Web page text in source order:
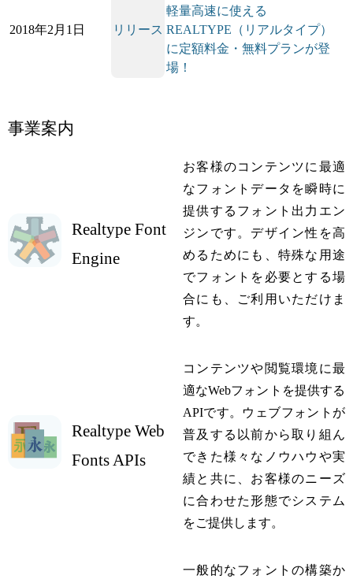
2018年2月1日 リリース
軽量高速に使える
REALTYPE（リアルタイプ）
に定額料金・無料プランが登
場！
事業案内
Realtype Font
Engine
お客様のコンテンツに最適
なフォントデータを瞬時に
提供するフォント出力エン
ジンです。デザイン性を高
めるためにも、特殊な用途
でフォントを必要とする場
合にも、ご利用いただけま
す。
Realtype Web
Fonts APIs
コンテンツや閲覧環境に最
適なWebフォントを提供する
APIです。ウェブフォントが
普及する以前から取り組ん
できた様々なノウハウや実
績と共に、お客様のニーズ
に合わせた形態でシステム
をご提供します。
一般的なフォントの構築か